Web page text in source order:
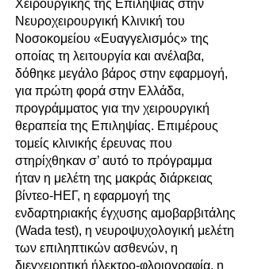
Χειρουργικής της Επιληψίας στην
Νευροχειρουργική Κλινική του
Νοσοκομείου «Ευαγγελισμός» της
οποίας τη λειτουργία και ανέλαβα,
δόθηκε μεγάλο βάρος στην εφαρμογή,
για πρώτη φορά στην Ελλάδα,
προγράμματος για την χειρουργική
θεραπεία της Επιληψίας. Επιμέρους
τομείς κλινικής έρευνας που
στηρίχθηκαν σ’ αυτό το πρόγραμμα
ήταν η μελέτη της μακράς διάρκειας
βίντεο-ΗΕΓ, η εφαρμογή της
ενδαρτηριακής έγχυσης αμοβαρβιτάλης
(Wada test), η νευροψυχολογική μελέτη
των επιληπτικών ασθενών, η
διεγχειρητική ήλεκτρο-φλοιογραφία, η